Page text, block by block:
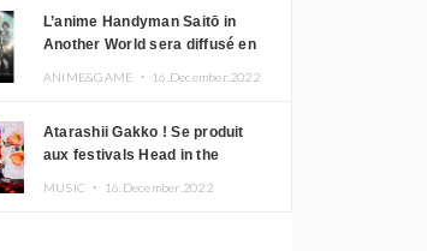
L’anime Handyman Saitō in
Another World sera diffusé en
ANIME&GAME ・ 16.December.2022
Atarashii Gakko ! Se produit
aux festivals Head in the
MUSIC ・ 16.December.2022